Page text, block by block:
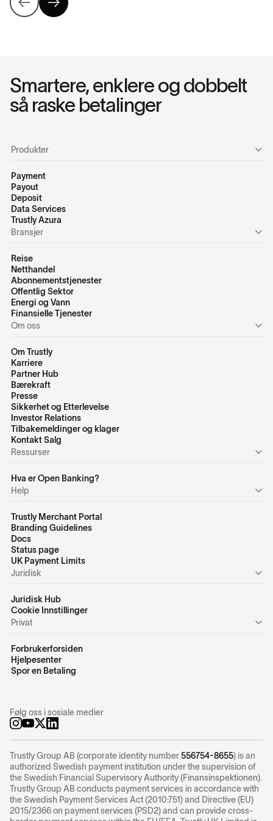
Smartere, enklere og dobbelt
så raske betalinger
Produkter
Payment
Payout
Deposit
Data Services
Trustly Azura
Bransjer
Reise
Netthandel
Abonnementstjenester
Offentlig Sektor
Energi og Vann
Finansielle Tjenester
Om oss
Om Trustly
Karriere
Partner Hub
Bærekraft
Presse
Sikkerhet og Etterlevelse
Investor Relations
Tilbakemeldinger og klager
Kontakt Salg
Ressurser
Hva er Open Banking?
Help
Trustly Merchant Portal
Branding Guidelines
Docs
Status page
UK Payment Limits
Juridisk
Juridisk Hub
Cookie Innstillinger
Privat
Forbrukerforsiden
Hjelpesenter
Spor en Betaling
Følg oss i sosiale medier
Trustly Group AB (corporate identity number556754-8655) is an
authorized Swedish payment institution under the supervision of
the Swedish Financial Supervisory Authority (Finansinspektionen).
Trustly Group AB conducts payment services in accordance with
the Swedish Payment Services Act (2010:751) and Directive (EU)
2015/2366 on payment services (PSD2) and can provide cross-